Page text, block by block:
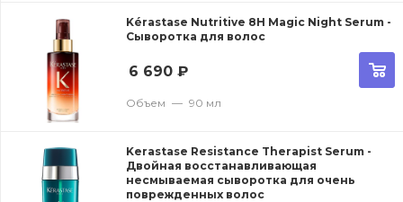
Kérastase Nutritive 8H Magic Night Serum -
Сыворотка для волос
6 690 ₽
Объем — 90 мл
Kerastase Resistance Therapist Serum -
Двойная восстанавливающая
несмываемая сыворотка для очень
поврежденных волос